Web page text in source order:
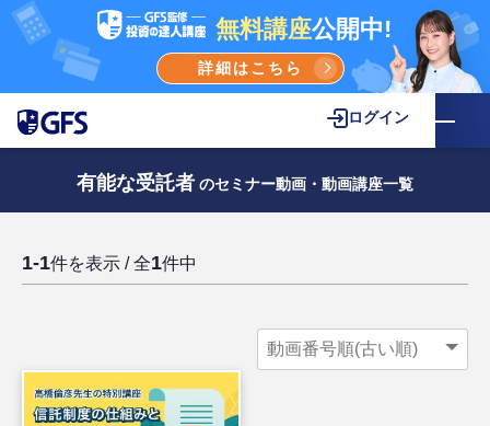
無料講座公開中!
詳細はこちら
ログイン
有能な受託者 のセミナー動画・動画講座一覧
1-1件を表示 / 全1件中